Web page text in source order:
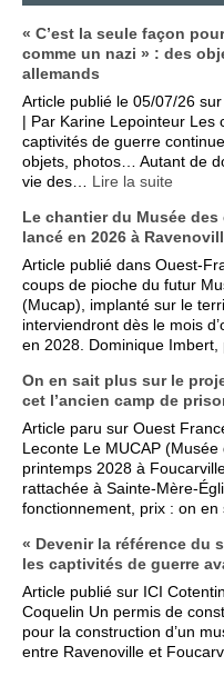
« C’est la seule façon
comme un nazi » : des
allemands
Article publié le 05/07/26
| Par Karine Lepointeur Les
captivités de guerre
objets, photos… Autant de
vie des… Lire la suite
Le chantier du Musée
lancé en 2026 à
Article publié dans Ouest-
coups de pioche du futur
(Mucap), implanté sur le
interviendront dès le mois
en 2028. Dominique
On en sait plus sur le
cet l’ancien camp de
Article paru sur Ouest
Leconte Le MUCAP
printemps 2028 à
rattachée à Sainte-Mère-
fonctionnement, prix : on
« Devenir la référence du
les captivités de guerre
Article publié sur ICI
Coquelin Un permis de
pour la construction d’un
entre Ravenoville et